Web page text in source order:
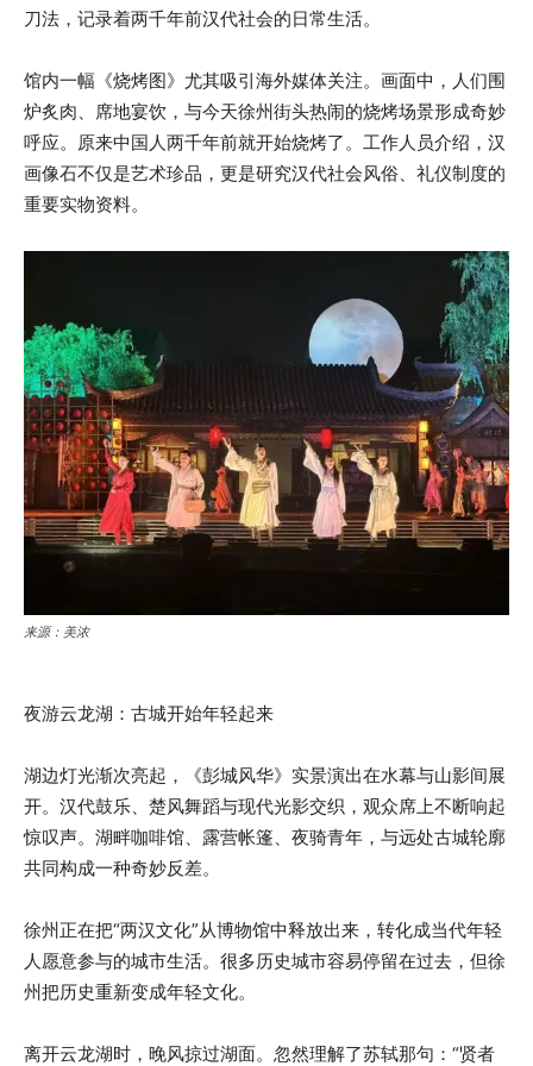
刀法，记录着两千年前汉代社会的日常生活。
馆内一幅《烧烤图》尤其吸引海外媒体关注。画面中，人们围
炉炙肉、席地宴饮，与今天徐州街头热闹的烧烤场景形成奇妙
呼应。原来中国人两千年前就开始烧烤了。工作人员介绍，汉
画像石不仅是艺术珍品，更是研究汉代社会风俗、礼仪制度的
重要实物资料。
来源：美浓
夜游云龙湖：古城开始年轻起来
湖边灯光渐次亮起，《彭城风华》实景演出在水幕与山影间展
开。汉代鼓乐、楚风舞蹈与现代光影交织，观众席上不断响起
惊叹声。湖畔咖啡馆、露营帐篷、夜骑青年，与远处古城轮廓
共同构成一种奇妙反差。
徐州正在把“两汉文化”从博物馆中释放出来，转化成当代年轻
人愿意参与的城市生活。很多历史城市容易停留在过去，但徐
州把历史重新变成年轻文化。
离开云龙湖时，晚风掠过湖面。忽然理解了苏轼那句：“贤者